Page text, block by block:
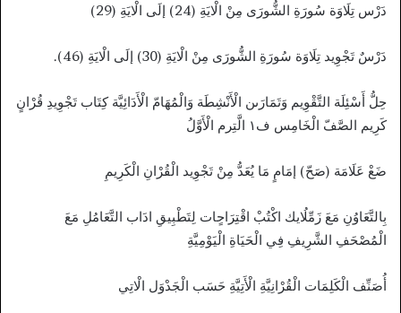
دَرْس تِلَاوَة سُورَةِ الشُّورَى مِنْ الْايَةِ (24) إلَى الْايَةِ (29)
دَرْسٌ تَجْوِيد تِلَاوَة سُورَةِ الشُّورَى مِنْ الْايَةِ (30) إلَى الْايَةِ (46).
حِلُّ أَسْئِلَة التَّقْوِيم وَتَمَارَىن الْأَنْشِطَة وَالْمُهَامّ الْأَدَائِيَّة كِتَاب تَجْوِيدِ قُرْانٍ
كَرِيم الصَّفّ الْخَامِس ف١ الَّتِرم الْأَوَّلُ
ضَعْ عَلَامَة (صَحّ) إمَامٍ مَا يُعَدُّ مِنْ تَجْوِيد الْقُرْانِ الْكَرِيمِ
بِالتَّعَاوُنِ مَعَ زَمِّلُايك اكْتُبْ اقْتِرَاحٍات لِتَطْبِيقِ ادَاب التَّعَامُلِ مَعَ
الْمُصْحَفِ الشَّرِيفِ فِي الْحَيَاةِ الْيَوْمِيَّةِ
أُصَنِّف الْكَلِمَات الْقُرْانِيَّةِ الْأَتِيَّةِ حَسَب الْجَدْوَل الْاتِي